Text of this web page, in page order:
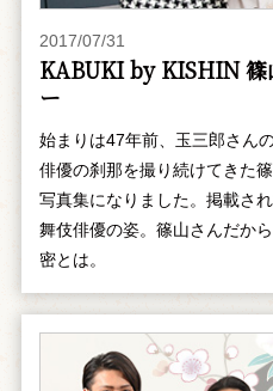
2017/07/31
KABUKI by KISHIN 篠
ー
始まりは47年前、玉三郎さん
俳優の刹那を撮り続けてきた
写真集になりました。掲載さ
舞伎俳優の姿。篠山さんだか
密とは。